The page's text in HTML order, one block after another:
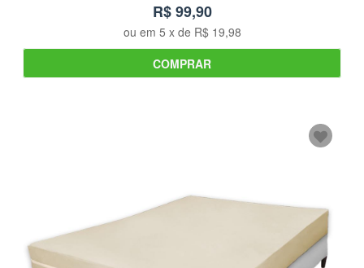
R$ 99,90
ou em 5 x de R$ 19,98
COMPRAR